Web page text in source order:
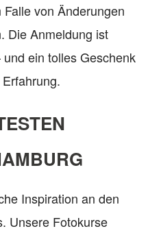
von Änderungen
Die Anmeldung ist
ein tolles Geschenk
Inspiration an den
Unsere Fotokurse